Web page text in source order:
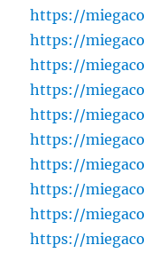
https://
https://
https://
https://
https://
https://
https://
https://
https://
https://